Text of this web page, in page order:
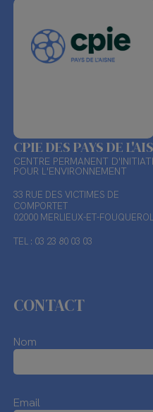
CPIE DES PAYS DE
CENTRE PERMANENT
POUR L'ENVIRONNEMENT
33 RUE DES VICTIMES DE
COMPORTET
02000 MERLIEUX-ET-
TEL : 03 23 80 03 03
CONTACT
Nom
Email